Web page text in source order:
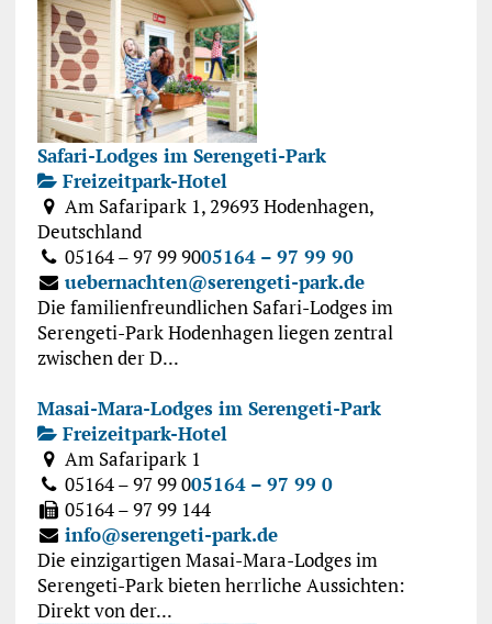
Safari-Lodges im Serengeti-Park
Freizeitpark-Hotel
Am Safaripark 1, 29693 Hodenhagen,
Deutschland
05164 – 97 99 9005164 – 97 99 90
uebernachten@serengeti-park.de
Die familienfreundlichen Safari-Lodges im
Serengeti-Park Hodenhagen liegen zentral
zwischen der D...
Masai-Mara-Lodges im Serengeti-Park
Freizeitpark-Hotel
Am Safaripark 1
05164 – 97 99 005164 – 97 99 0
05164 – 97 99 144
info@serengeti-park.de
Die einzigartigen Masai-Mara-Lodges im
Serengeti-Park bieten herrliche Aussichten:
Direkt von der...